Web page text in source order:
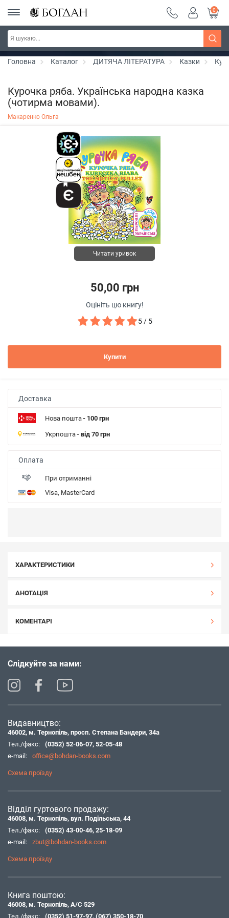
РОЗПРОДАЖ ~ 150 грн ~ 200 грн ~ 250 грн ~
300 грн ~ РОЗПРОДАЖ
Дізнатись більше
0
Головна Каталог ДИТЯЧА ЛІТЕРАТУРА Казки
Курочка ряба. Українська народна казка
(чотирма мовами).
Макаренко Ольга
Читати уривок
50,00 грн
Оцініть цю книгу!
5 / 5
Купити
Доставка
Нова пошта- 100 грн
Укрпошта- від 70 грн
Оплата
При отриманні
Visa, MasterCard
ХАРАКТЕРИСТИКИ
АНОТАЦІЯ
КОМЕНТАРІ
Слідкуйте за нами:
Видавництво:
46002, м. Тернопіль, просп. Степана Бандери, 34а
Тел./факс:
(0352) 52-06-07, 52-05-48
e-mail:
office@bohdan-books.com
Схема проїзду
Відділ гуртового продажу:
46008, м. Тернопіль, вул. Подільська, 44
Тел./факс:
(0352) 43-00-46, 25-18-09
e-mail:
zbut@bohdan-books.com
Схема проїзду
Книга поштою:
46008, м. Тернопіль, А/С 529
Тел./факс:
(0352) 51-97-97, (067) 350-18-70